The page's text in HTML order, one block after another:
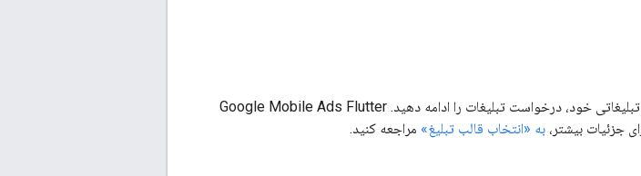
Google Mobile Ads Flutter
به «انتخاب قالب تبلیغ» مراجعه کنید.